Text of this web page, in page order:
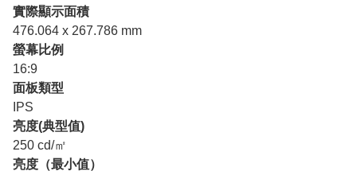
實際顯示面積
476.064 x 267.786 mm
螢幕比例
16:9
面板類型
IPS
亮度(典型值)
250 cd/㎡
亮度（最小值）